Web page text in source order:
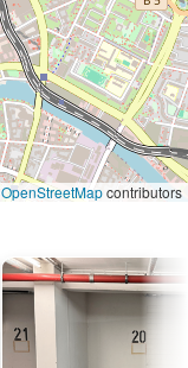
OpenStreetMapcontributors